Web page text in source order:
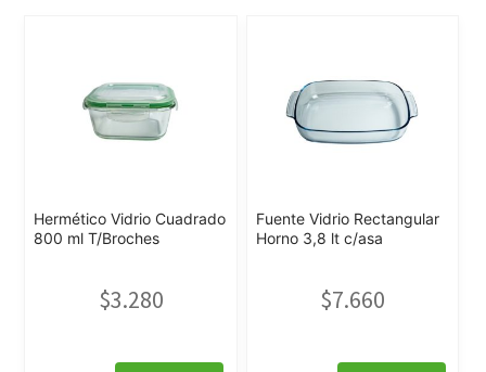
Hermético Vidrio Cuadrado
800 ml T/Broches
$3.280
Fuente Vidrio Rectangular
Horno 3,8 lt c/asa
$7.660